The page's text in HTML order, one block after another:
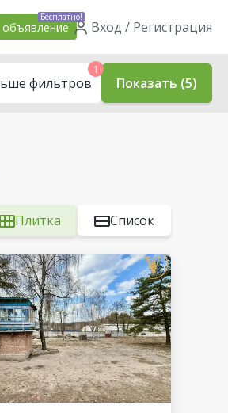
объявление
Бесплатно!
Вход / Регистрация
фильтров
1
Показать (5)
Плитка Список